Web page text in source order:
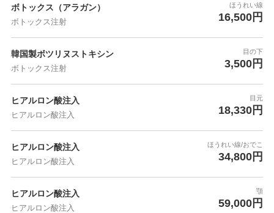
ボトックス（アラガン）
ボトックス注射
ほうれい線
16,500円
韓国製ボツリヌストキシン
ボトックス注射
目の下
3,500円
ヒアルロン酸注入
ヒアルロン酸注入
目元
18,330円
ヒアルロン酸注入
ヒアルロン酸注入
ほうれい線/おでこ
34,800円
ヒアルロン酸注入
ヒアルロン酸注入
顎
59,000円